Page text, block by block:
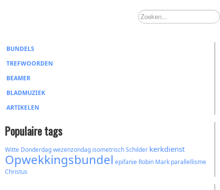
BUNDELS
TREFWOORDEN
BEAMER
BLADMUZIEK
ARTIKELEN
Populaire tags
Witte Donderdagwezenzondag isometrischSchilder kerkdienst
Opwekkingsbundel epifanie Robin Mark parallellisme
Christus